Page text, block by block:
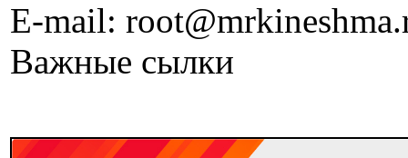
E-mail:
Важные сылки